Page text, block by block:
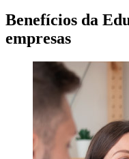
Benefícios da
empresas